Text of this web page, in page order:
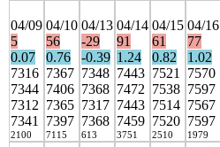
04/09
5
0.07
7316
7344
7312
7341
2100
04/10
56
0.76
7367
7406
7365
7397
7115
04/13
-29
-0.39
7348
7368
7317
7368
613
04/14
91
1.24
7443
7472
7443
7459
3751
04/15
61
0.82
7521
7538
7514
7520
2510
04/16
77
1.02
7570
7597
7567
7597
1979